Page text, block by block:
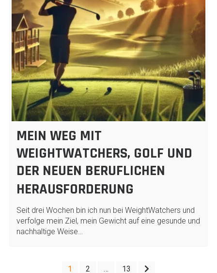
MEIN WEG MIT
WEIGHTWATCHERS, GOLF UND
DER NEUEN BERUFLICHEN
HERAUSFORDERUNG
Seit drei Wochen bin ich nun bei WeightWatchers und
verfolge mein Ziel, mein Gewicht auf eine gesunde und
nachhaltige Weise…
1 2 … 13